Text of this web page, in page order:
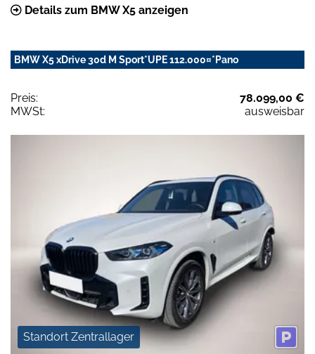
Details zum BMW X5 anzeigen
BMW X5 xDrive 30d M Sport*UPE 112.000¤*Pano
Preis:
78.099,00 €
MWSt:
ausweisbar
Standort Zentrallager